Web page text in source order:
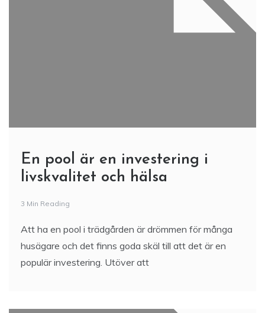
En pool är en investering i
livskvalitet och hälsa
3 Min Reading
Att ha en pool i trädgården är drömmen för många
husägare och det finns goda skäl till att det är en
populär investering. Utöver att